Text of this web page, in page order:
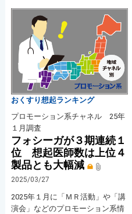
おくすり想起ランキング
プロモーション系チャネル 25年
１月調査
フォシーガが３期連続１
位 想起医師数は上位４
製品とも大幅減
2025/03/27
2025年１月に「ＭＲ活動」や「講
演会」などのプロモーション系情